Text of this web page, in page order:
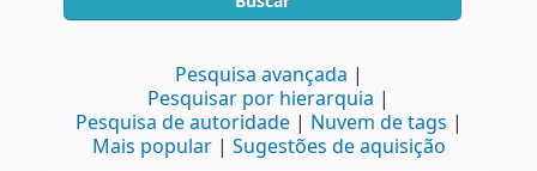
Pesquisa avançada
Pesquisar por hierarquia
Pesquisa de autoridade
Nuvem de tags
Mais popular
Sugestões de aquisição